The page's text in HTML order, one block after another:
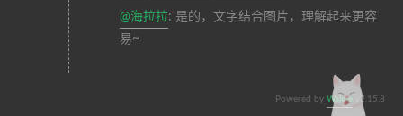
@海拉拉: 是的，文字结合图片，理解起来更容
易~
Powered by Waline v2.15.8